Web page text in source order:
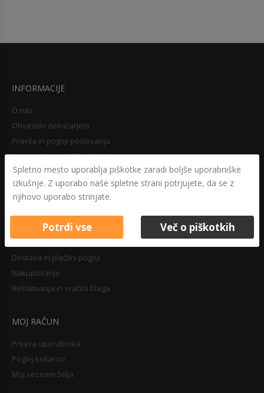
INFORMACIJE
O nas
Obvestilo delničarjem
Pravila in pogoji poslovanja
Varovanje osebnih podatkov
Druga določila
Pravilnik o zasebnosti
Pravno obvestilo
Dostava in plačilni pogoji
Nakupovanje
Reklamacija in vračila blaga
MOJ RAČUN
Prijava uporabnika
Poglej košarico
Moj seznam želja
Spletno mesto uporablja piškotke zaradi boljše uporabniške
izkušnje. Z uporabo naše spletne strani potrjujete, da se z
njihovo uporabo strinjate.
Potrdi vse Več o piškotkih